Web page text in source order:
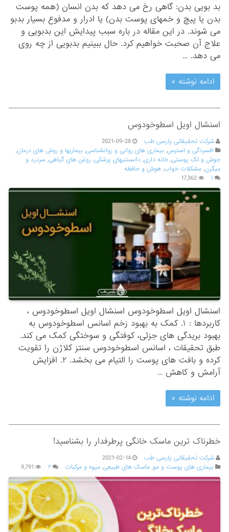
بد بویی بدن: گاهی رخ می دهد که بدن انسان (همه پوست
بدن یا پیچ و خمهای پوست بدن) یا ادرار و مدفوع بسیار بدبو
می شوند. در این مقاله در باره سبب پیدایش این بدبویی و
علاج آن صحبت خواهیم کرد. حال ببینیم بدبویی از چه روی
می دهد. …
ادامه نوشته »
اسنشال اویل اسطوخودوس
شرکت تحقیقاتی پارسی طب
2021-09-28
افسردگی و استرس,بیماری های روانی و روانشناسی,بیماریها و روش های درمان,
جوش و لک پوستی,خانه داری,دانستنیهای پزشکی,روغن های گیاهی,سردرد و
میگرن,مشکلات خواب,هوش و حافظه
۱
17,362
اسنشال اویل اسطوخودوس اسنشال اویل اسطوخودوس ،
کاربردها : ۱. کمک به بهبود زخم اسانس اسطوخودوس به
بهبود بریدگی های جزئی، کوفتگی و سوختگی کمک می کند.
طبق تحقیقات ، اسانس اسطوخودوس سنتز کلاژن را تقویت
کرده و بافت های پوست را التیام می بخشد. ۲. افزایش
آرامش و کاهش …
ادامه نوشته »
خطرناک ترین ماسک خانگی پرطرفدار را بشناسید!
شرکت تحقیقاتی پارسی طب
2021-02-14
بیماری های پوست و مو,ماسک های طبیعی,میوه و مرکبات ۲ 9,791